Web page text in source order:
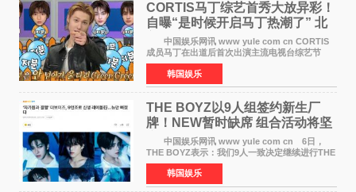
CORTIS马丁综艺首秀大放异彩！
自曝“是时候开启马丁热潮了” 北
美巡演火热进行中
中国娱乐网讯 www yule com cn CORTIS
成员马丁在出道后首次出演主流电视台综艺节
目，展现了多才多艺的魅力。 马丁出演了5日
播出的MBC《Radio Star》Fashion与Passion
之间，I&lsquo;m
韩国娱乐
THE BOYZ以9人组签约新生厂
牌！NEW暂时缺席 组合活动将坚
定不移继续
中国娱乐网讯 www yule com cn 6日，
THE BOYZ表示：我们9人一致决定继续进行THE
BOYZ组合活动，并且已经完成了组合团体活动
签约。目前正在新生厂牌下进行活动准备。尚未
离开THE BOYZ原所
韩国娱乐